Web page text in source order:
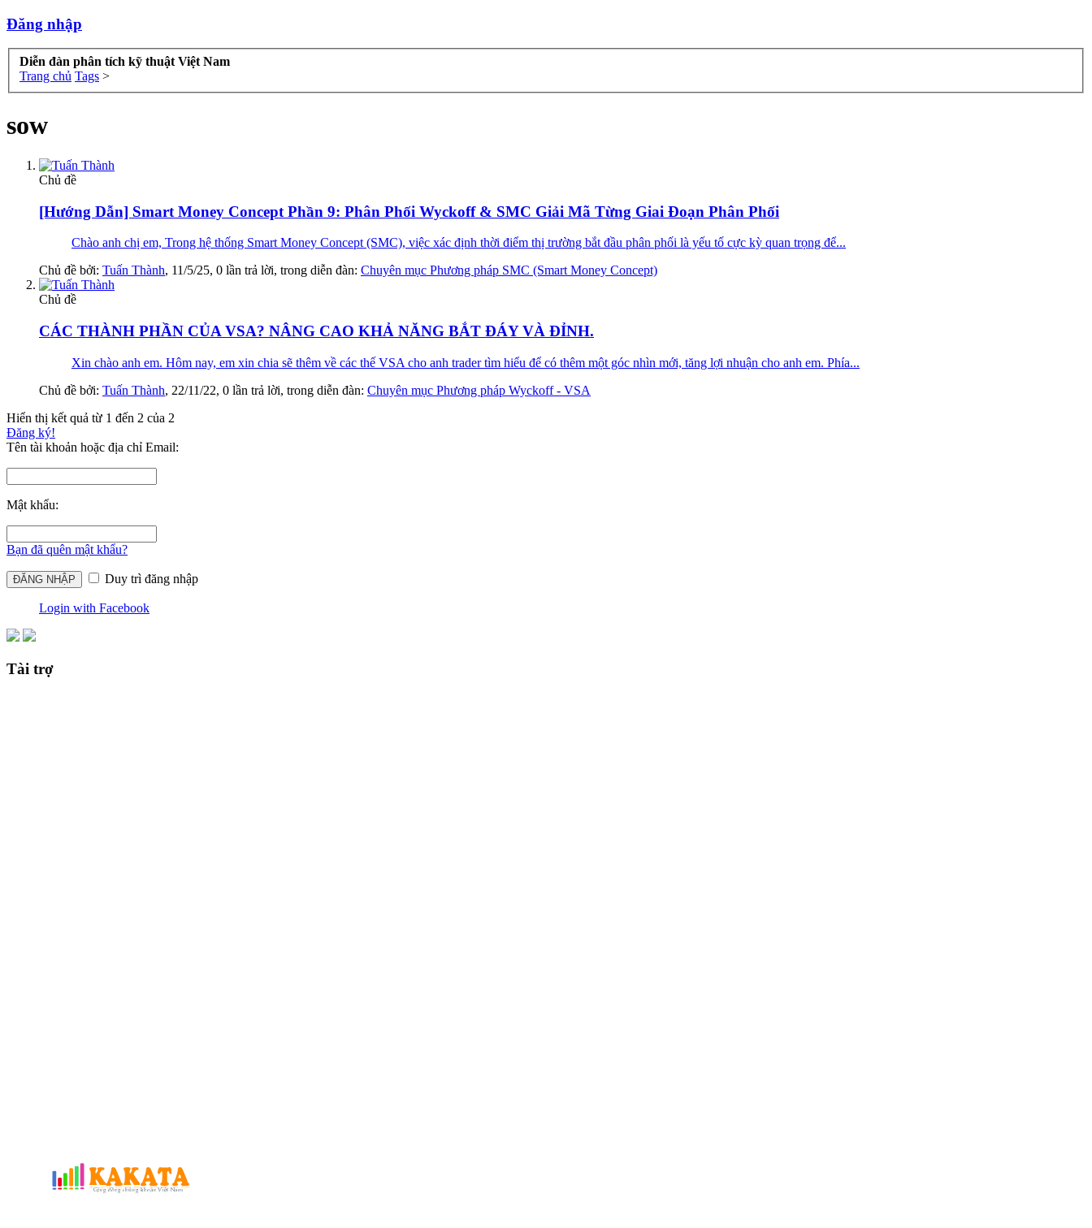
Đăng nhập
Diễn đàn phân tích kỹ thuật Việt Nam
Trang chủ Tags >
sow
Chủ đề
[Hướng Dẫn] Smart Money Concept Phần 9: Phân Phối Wyckoff & SMC Giải Mã Từng Giai Đoạn Phân Phối
Chào anh chị em, Trong hệ thống Smart Money Concept (SMC), việc xác định thời điểm thị trường bắt đầu phân phối là yếu tố cực kỳ quan trọng để...
Chủ đề bởi: Tuấn Thành, 11/5/25, 0 lần trả lời, trong diễn đàn: Chuyên mục Phương pháp SMC (Smart Money Concept)
Chủ đề
CÁC THÀNH PHẦN CỦA VSA? NÂNG CAO KHẢ NĂNG BẮT ĐÁY VÀ ĐỈNH.
Xin chào anh em. Hôm nay, em xin chia sẽ thêm về các thế VSA cho anh trader tìm hiểu để có thêm một góc nhìn mới, tăng lợi nhuận cho anh em. Phía...
Chủ đề bởi: Tuấn Thành, 22/11/22, 0 lần trả lời, trong diễn đàn: Chuyên mục Phương pháp Wyckoff - VSA
Hiển thị kết quả từ 1 đến 2 của 2
Đăng ký!
Tên tài khoản hoặc địa chỉ Email:
Mật khẩu:
Bạn đã quên mật khẩu?
Duy trì đăng nhập
Login with Facebook
Tài trợ